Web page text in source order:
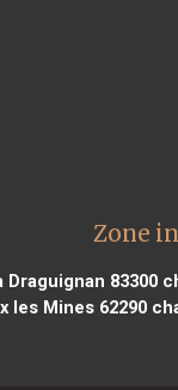
Zone
83300
les Mines 62290